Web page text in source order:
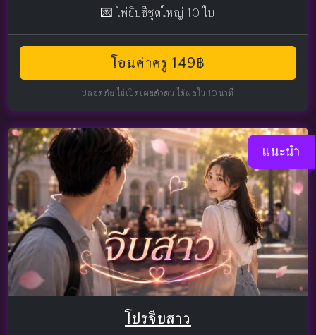
💌 ไพ่ยิปซีชุดใหญ่ 10 ใบ
โอนค่าครู 149฿
ปลอดภัย ไม่เปิดเผยตัวตน ได้ผลใน 10 นาที
แนะนำ
โปรจีบสาว